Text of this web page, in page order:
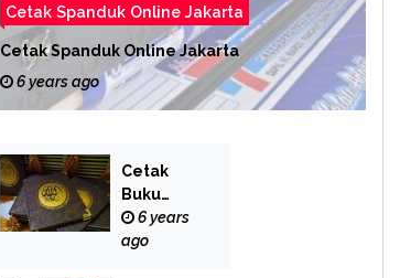
Cetak Spanduk Online Jakarta
Cetak Spanduk Online Jakarta
6 years ago
Cetak
Buku
Yasin
Online
6 years
ago